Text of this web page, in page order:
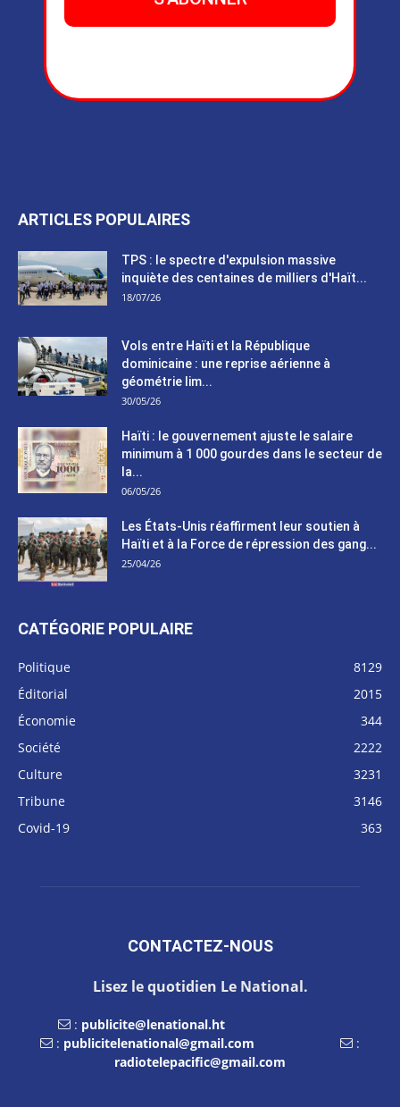
ARTICLES POPULAIRES
TPS : le spectre d'expulsion massive
inquiète des centaines de milliers d'Haït...
18/07/26
Vols entre Haïti et la République
dominicaine : une reprise aérienne à
géométrie lim...
30/05/26
Haïti : le gouvernement ajuste le salaire
minimum à 1 000 gourdes dans le secteur de
la...
06/05/26
Les États-Unis réaffirment leur soutien à
Haïti et à la Force de répression des gang...
25/04/26
CATÉGORIE POPULAIRE
Politique
8129
Éditorial
2015
Économie
344
Société
2222
Culture
3231
Tribune
3146
Covid-19
363
CONTACTEZ-NOUS
Lisez le quotidien Le National.
: publicite@lenational.ht
: publicitelenational@gmail.com
:
radiotelepacific@gmail.com